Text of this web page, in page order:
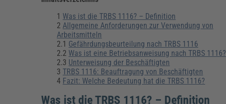
Energie & Umwelt
Führung & Management
Gesundheit & Pflege
Kommunales
Fachpublikationen & Arbeitshilfen
Bauhof
Grünflächen
Weiterbildungen (AKADEMIE HERKERT)
Bau, Immobilien & Gebäudemanagement
Künstliche Intelligenz
Personalwesen
Personal, Ausbildung & Recht
Reisekosten und Finanzen
Weiterbildungen (AKADEMIE HERKERT)
Reisekosten & Finanzen
Zollabwicklung & Exportabwicklung
Was ist die TRBS 1116? – Definition
Allgemeine Anforderungen zur Verwendung von
Arbeitsmitteln
2.1 Gefährdungsbeurteilung nach TRBS 1116
2.2 Was ist eine Betriebsanweisung nach TRBS 1116?
2.3 Unterweisung der Beschäftigten
TRBS 1116: Beauftragung von Beschäftigten
Fazit: Welche Bedeutung hat die TRBS 1116?
Was ist die TRBS 1116? – Definition